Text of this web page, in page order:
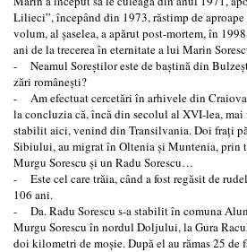
Lilieci”, începând din 1973, răstimp de
volum, al şaselea, a apărut post-mortem, în
ani de la trecerea în eternitate a lui Marin
- Neamul Soreştilor este de baştină din
zări româneşti?
- Am efectuat cercetări în arhivele din
la concluzia că, încă din secolul al XVI-lea,
stabilit aici, venind din Transilvania. Doi fraţi
Sibiului, au migrat în Oltenia şi Muntenia, prin
Murgu Sorescu şi un Radu Sorescu…
- Este cel care trăia, când a fost regăsit de
106 ani.
- Da. Radu Sorescu s-a stabilit în comuna
Murgu Sorescu în nordul Doljului, la Gura
doi kilometri de moşie. După el au rămas 25